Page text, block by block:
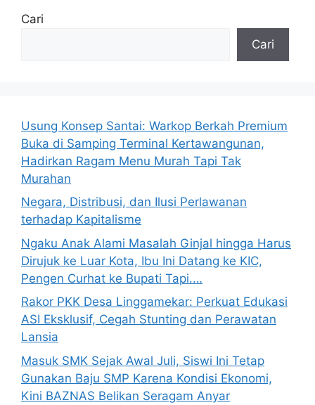
Cari
Cari
Usung Konsep Santai: Warkop Berkah Premium
Buka di Samping Terminal Kertawangunan,
Hadirkan Ragam Menu Murah Tapi Tak
Murahan
Negara, Distribusi, dan Ilusi Perlawanan
terhadap Kapitalisme
Ngaku Anak Alami Masalah Ginjal hingga Harus
Dirujuk ke Luar Kota, Ibu Ini Datang ke KIC,
Pengen Curhat ke Bupati Tapi.…
Rakor PKK Desa Linggamekar: Perkuat Edukasi
ASI Eksklusif, Cegah Stunting dan Perawatan
Lansia
Masuk SMK Sejak Awal Juli, Siswi Ini Tetap
Gunakan Baju SMP Karena Kondisi Ekonomi,
Kini BAZNAS Belikan Seragam Anyar